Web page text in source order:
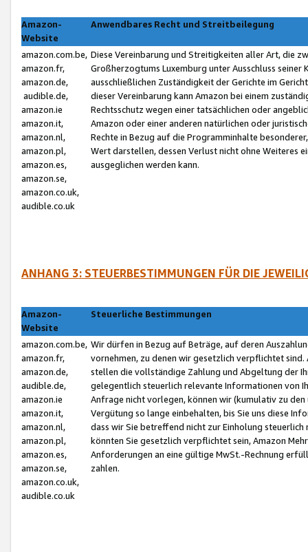
Amazon-
Website
Anwendbares Recht und Streitbeilegung
amazon.com.be,
amazon.fr,
amazon.de,
audible.de,
amazon.ie
amazon.it,
amazon.nl,
amazon.pl,
amazon.es,
amazon.se,
amazon.co.uk,
audible.co.uk
Diese Vereinbarung und Streitigkeiten aller Art, die
Großherzogtums Luxemburg unter Ausschluss
ausschließlichen Zuständigkeit der Gerichte im
dieser Vereinbarung kann Amazon bei einem
Rechtsschutz wegen einer tatsächlichen oder
Amazon oder einer anderen natürlichen oder
Rechte in Bezug auf die Programminhalte
Wert darstellen, dessen Verlust nicht ohne Weiteres
ausgeglichen werden kann.
ANHANG 3: STEUERBESTIMMUNGEN FÜR DIE
Amazon-
Website
Steuerliche Bestimmungen
amazon.com.be,
amazon.fr,
amazon.de,
audible.de,
amazon.ie
amazon.it,
amazon.nl,
amazon.pl,
amazon.es,
amazon.se,
amazon.co.uk,
audible.co.uk
Wir dürfen in Bezug auf Beträge, auf deren
vornehmen, zu denen wir gesetzlich verpflichtet
stellen die vollständige Zahlung und Abgeltung der
gelegentlich steuerlich relevante Informationen von
Anfrage nicht vorlegen, können wir (kumulativ zu
Vergütung so lange einbehalten, bis Sie uns diese
dass wir Sie betreffend nicht zur Einholung
könnten Sie gesetzlich verpflichtet sein, Amazon
Anforderungen an eine gültige MwSt.-Rechnung
zahlen.